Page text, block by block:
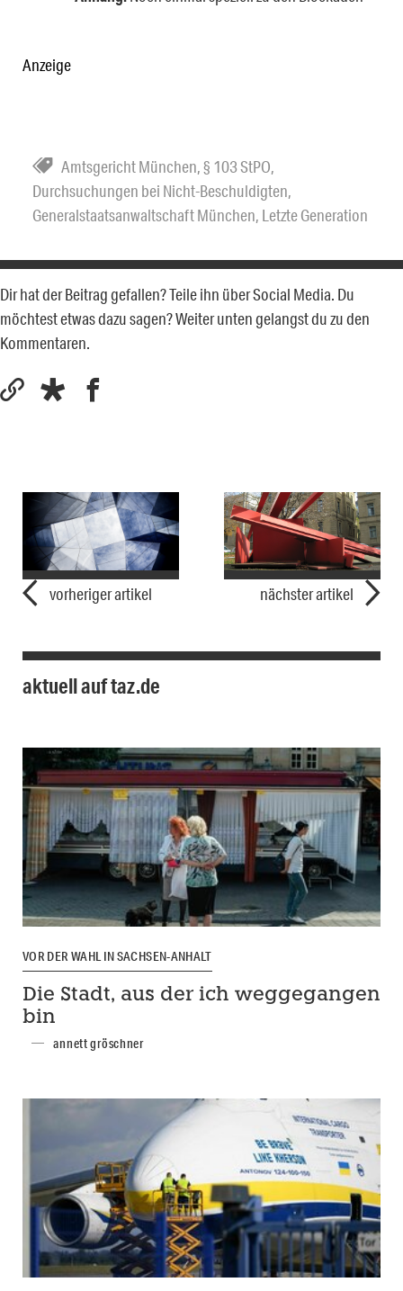
Anzeige
Amtsgericht München,§ 103 StPO,
Durchsuchungen bei Nicht-Beschuldigten,
Generalstaatsanwaltschaft München, Letzte Generation
Dir hat der Beitrag gefallen? Teile ihn über Social Media. Du
möchtest etwas dazu sagen? Weiter unten gelangst du zu den
Kommentaren.
vorheriger artikel nächster artikel
aktuell auf taz.de
VOR DER WAHL IN SACHSEN-ANHALT
Die Stadt, aus der ich weggegangen
bin
annett gröschner